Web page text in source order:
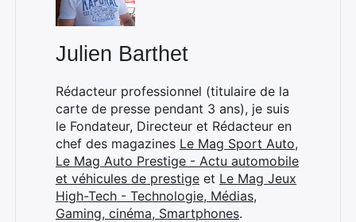
Julien Barthet
Rédacteur professionnel (titulaire de la
carte de presse pendant 3 ans), je suis
le Fondateur, Directeur et Rédacteur en
chef des magazines Le Mag Sport Auto,
Le Mag Auto Prestige - Actu automobile
et véhicules de prestige et Le Mag Jeux
High-Tech - Technologie, Médias,
Gaming, cinéma, Smartphones.